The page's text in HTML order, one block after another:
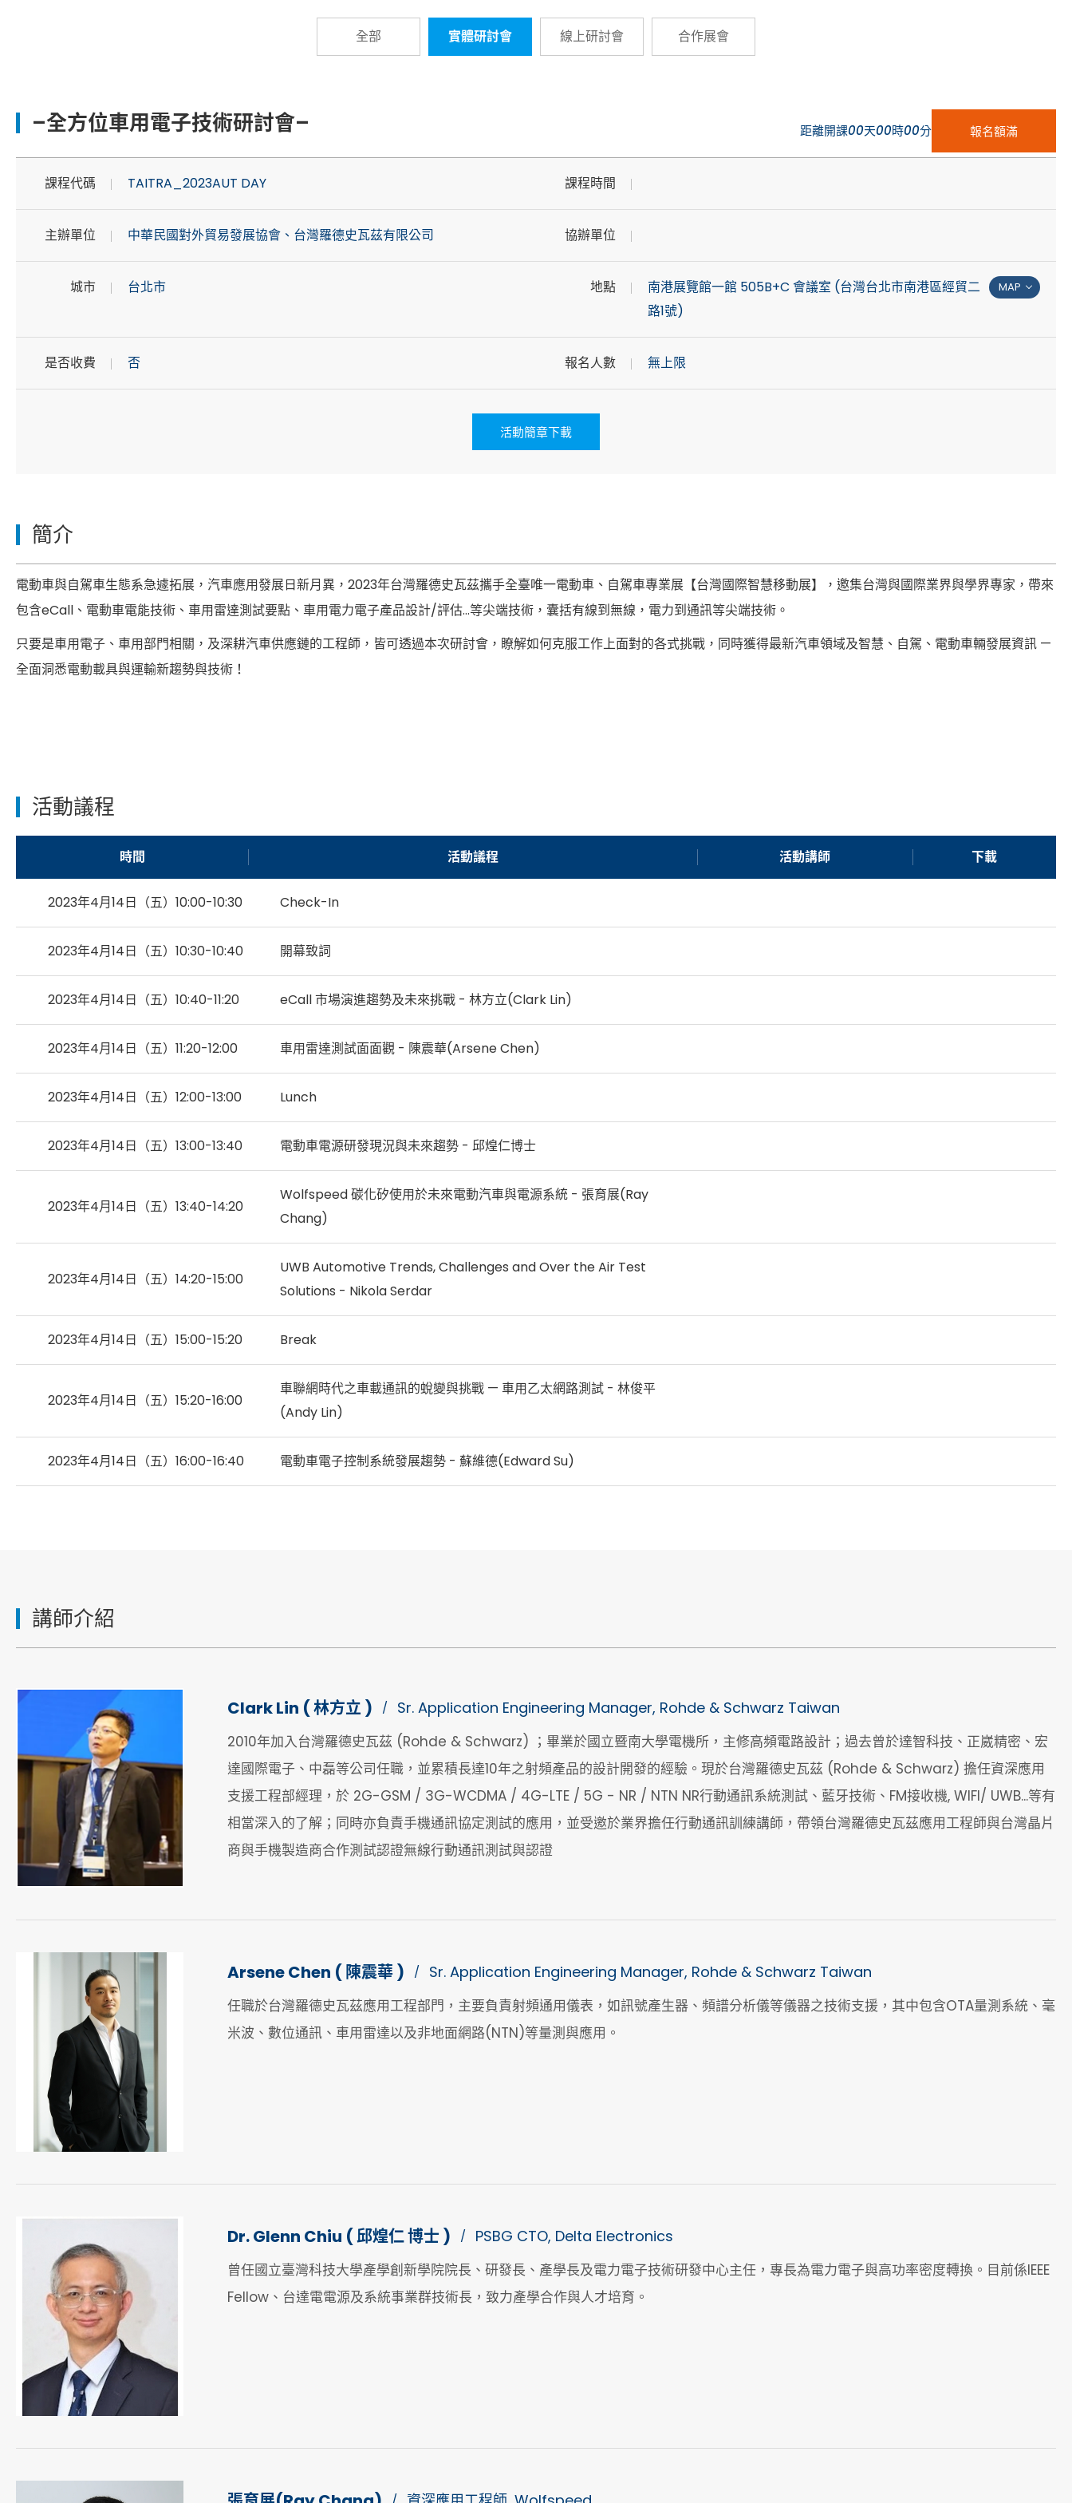
全部 實體研討會 線上研討會 合作展會
–全方位車用電子技術研討會– 距離開課00天00時00分 報名額滿
課程代碼 TAITRA_2023AUT DAY 課程時間
主辦單位 中華民國對外貿易發展協會、台灣羅德史瓦茲有限公司 協辦單位
城市 台北市 地點
南港展覽館一館 505B+C 會議室 (台灣台北市南港區經貿二
路1號)
MAP
是否收費 否 報名人數 無上限
活動簡章下載
簡介
電動車與自駕車生態系急遽拓展，汽車應用發展日新月異，2023年台灣羅德史瓦茲攜手全臺唯一電動車、自駕車專業展【台灣國際智慧移動展】，邀集台灣與國際業界與學界專家，帶來
包含eCall、電動車電能技術、車用雷達測試要點、車用電力電子產品設計/評估…等尖端技術，囊括有線到無線，電力到通訊等尖端技術。
只要是車用電子、車用部門相關，及深耕汽車供應鏈的工程師，皆可透過本次研討會，瞭解如何克服工作上面對的各式挑戰，同時獲得最新汽車領域及智慧、自駕、電動車輛發展資訊 —
全面洞悉電動載具與運輸新趨勢與技術！
活動議程
時間 活動議程 活動講師 下載
2023年4月14日（五）10:00-10:30 Check-In
2023年4月14日（五）10:30-10:40 開幕致詞
2023年4月14日（五）10:40-11:20 eCall 市場演進趨勢及未來挑戰 - 林方立(Clark Lin)
2023年4月14日（五）11:20-12:00 車用雷達測試面面觀 - 陳震華(Arsene Chen)
2023年4月14日（五）12:00-13:00 Lunch
2023年4月14日（五）13:00-13:40 電動車電源研發現況與未來趨勢 - 邱煌仁博士
2023年4月14日（五）13:40-14:20
Wolfspeed 碳化矽使用於未來電動汽車與電源系統 - 張育展(Ray
Chang)
2023年4月14日（五）14:20-15:00
UWB Automotive Trends, Challenges and Over the Air Test
Solutions - Nikola Serdar
2023年4月14日（五）15:00-15:20 Break
2023年4月14日（五）15:20-16:00
車聯網時代之車載通訊的蛻變與挑戰 — 車用乙太網路測試 - 林俊平
(Andy Lin)
2023年4月14日（五）16:00-16:40 電動車電子控制系統發展趨勢 - 蘇維德(Edward Su)
講師介紹
Clark Lin ( 林方立 ) / Sr. Application Engineering Manager, Rohde & Schwarz Taiwan
2010年加入台灣羅德史瓦茲 (Rohde & Schwarz) ；畢業於國立暨南大學電機所，主修高頻電路設計；過去曾於達智科技、正崴精密、宏
達國際電子、中磊等公司任職，並累積長達10年之射頻產品的設計開發的經驗。現於台灣羅德史瓦茲 (Rohde & Schwarz) 擔任資深應用
支援工程部經理，於 2G-GSM / 3G-WCDMA / 4G-LTE / 5G - NR / NTN NR行動通訊系統測試、藍牙技術、FM接收機, WIFI/ UWB...等有
相當深入的了解；同時亦負責手機通訊協定測試的應用，並受邀於業界擔任行動通訊訓練講師，帶領台灣羅德史瓦茲應用工程師與台灣晶片
商與手機製造商合作測試認證無線行動通訊測試與認證
Arsene Chen ( 陳震華 ) / Sr. Application Engineering Manager, Rohde & Schwarz Taiwan
任職於台灣羅德史瓦茲應用工程部門，主要負責射頻通用儀表，如訊號產生器、頻譜分析儀等儀器之技術支援，其中包含OTA量測系統、毫
米波、數位通訊、車用雷達以及非地面網路(NTN)等量測與應用。
Dr. Glenn Chiu ( 邱煌仁 博士 ) / PSBG CTO, Delta Electronics
曾任國立臺灣科技大學產學創新學院院長、研發長、產學長及電力電子技術研發中心主任，專長為電力電子與高功率密度轉換。目前係IEEE
Fellow、台達電電源及系統事業群技術長，致力產學合作與人才培育。